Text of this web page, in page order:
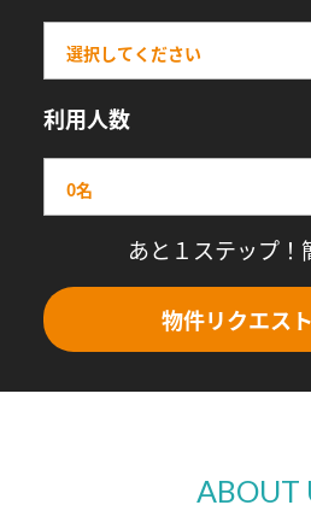
利用人数
あと１ステップ！
物件リクエス
ABOUT